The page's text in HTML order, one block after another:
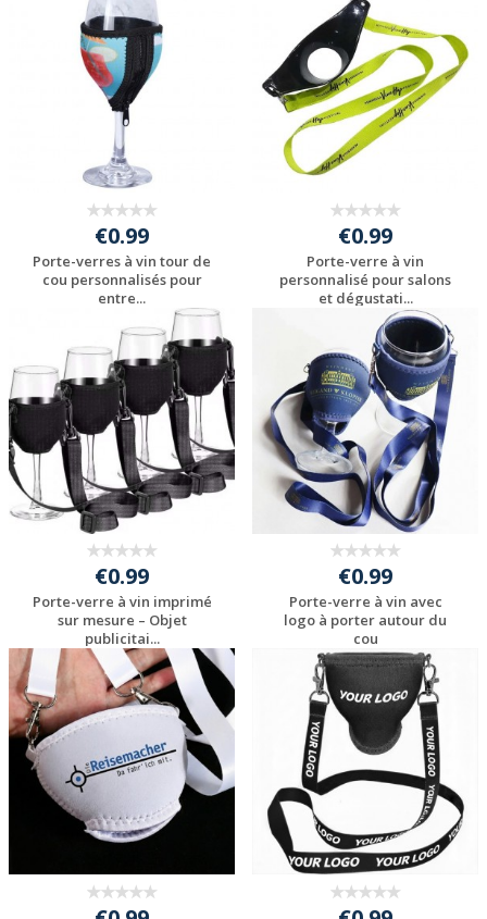
votre logo
votre logo
€0.99
Porte-verres à vin tour de
cou personnalisés pour
entre...
Personnaliser avec
votre logo
€0.99
Porte-verre à vin
personnalisé pour salons
et dégustati...
Personnaliser avec
votre logo
€0.99
Porte-verre à vin imprimé
sur mesure – Objet
publicitai...
Personnaliser avec
votre logo
€0.99
Porte-verre à vin avec
logo à porter autour du
cou
Personnaliser avec
votre logo